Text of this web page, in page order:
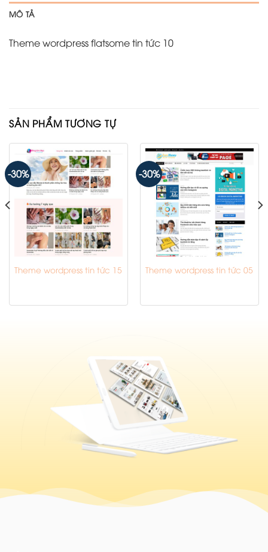
MÔ TẢ
Theme wordpress flatsome tin tức 10
SẢN PHẨM TƯƠNG TỰ
-30%
Theme wordpress tin tức 15
-30%
Theme wordpress tin tức 05